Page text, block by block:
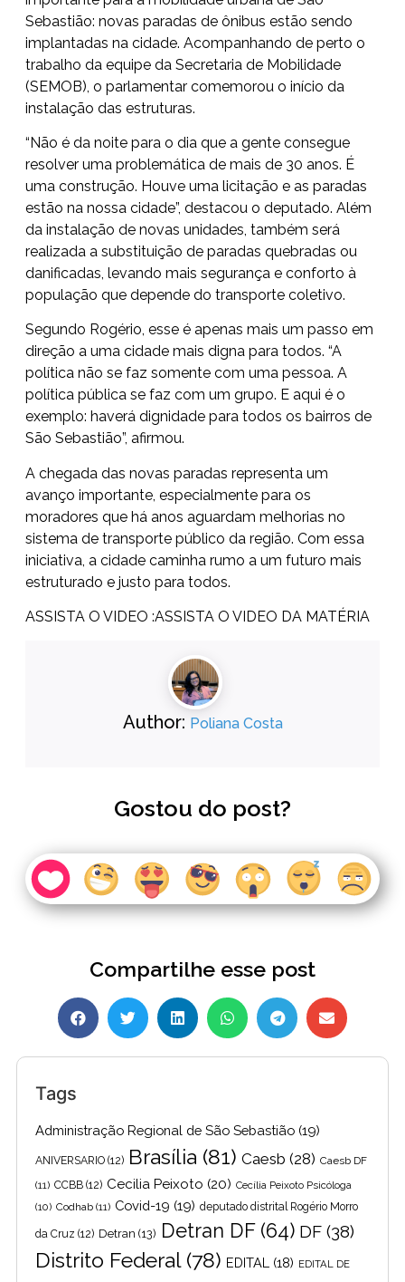
Sebastião: novas paradas de ônibus estão sendo
implantadas na cidade. Acompanhando de perto o
trabalho da equipe da Secretaria de Mobilidade
(SEMOB), o parlamentar comemorou o início da
instalação das estruturas.
“Não é da noite para o dia que a gente consegue
resolver uma problemática de mais de 30 anos. É
uma construção. Houve uma licitação e as paradas
estão na nossa cidade”, destacou o deputado. Além
da instalação de novas unidades, também será
realizada a substituição de paradas quebradas ou
danificadas, levando mais segurança e conforto à
população que depende do transporte coletivo.
Segundo Rogério, esse é apenas mais um passo em
direção a uma cidade mais digna para todos. “A
política não se faz somente com uma pessoa. A
política pública se faz com um grupo. E aqui é o
exemplo: haverá dignidade para todos os bairros de
São Sebastião”, afirmou.
A chegada das novas paradas representa um
avanço importante, especialmente para os
moradores que há anos aguardam melhorias no
sistema de transporte público da região. Com essa
iniciativa, a cidade caminha rumo a um futuro mais
estruturado e justo para todos.
ASSISTA O VIDEO :ASSISTA O VIDEO DA MATÉRIA
Author: Poliana Costa
Gostou do post?
Compartilhe esse post
Tags
Administração Regional de São Sebastião (19)
ANIVERSARIO (12) Brasília (81) Caesb (28) Caesb DF
(11) CCBB (12) Cecilia Peixoto (20) Cecília Peixoto Psicóloga
(10) Codhab (11) Covid-19 (19) deputado distrital Rogério Morro
da Cruz (12) Detran (13) Detran DF(64) DF (38)
Distrito Federal(78) EDITAL (18) EDITAL DE